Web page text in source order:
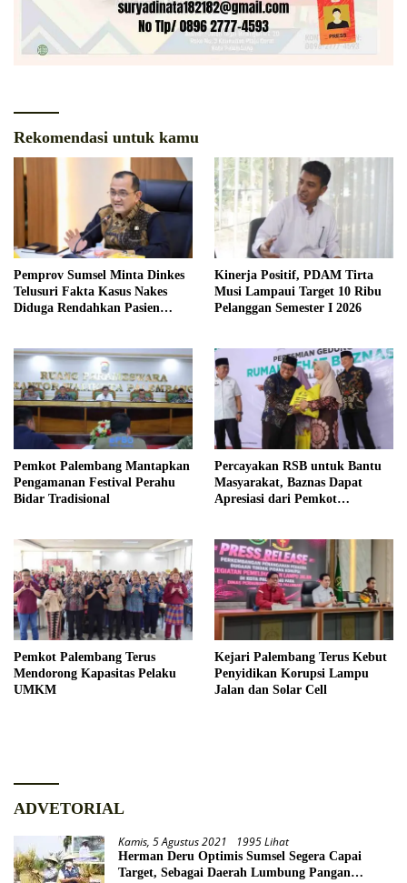
Rekomendasi untuk kamu
Pemprov Sumsel Minta Dinkes
Telusuri Fakta Kasus Nakes
Diduga Rendahkan Pasien
Kinerja Positif, PDAM Tirta
Musi Lampaui Target 10 Ribu
Pelanggan Semester I 2026
Pemkot Palembang Mantapkan
Pengamanan Festival Perahu
Bidar Tradisional
Percayakan RSB untuk Bantu
Masyarakat, Baznas Dapat
Apresiasi dari Pemkot
Pemkot Palembang Terus
Mendorong Kapasitas Pelaku
UMKM
Kejari Palembang Terus Kebut
Penyidikan Korupsi Lampu
Jalan dan Solar Cell
ADVETORIAL
Kamis, 5 Agustus 2021 1995 Lihat
Herman Deru Optimis Sumsel Segera Capai
Target, Sebagai Daerah Lumbung Pangan